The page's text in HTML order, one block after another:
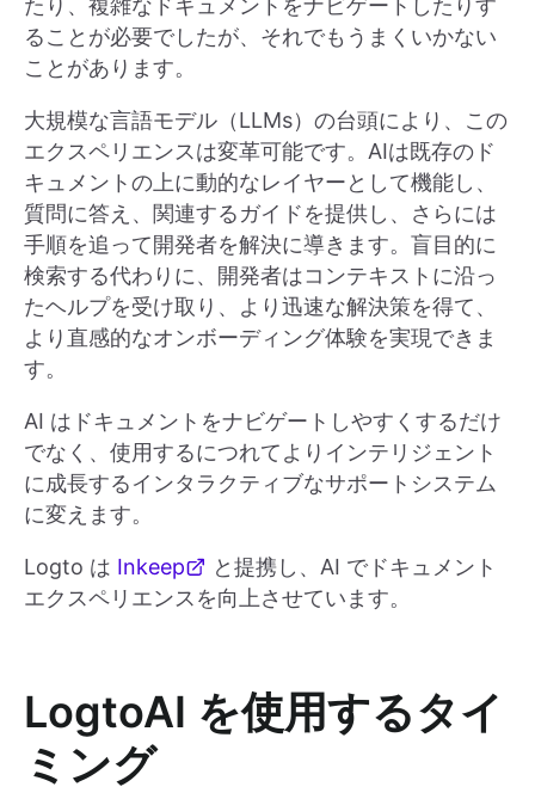
たり、複雑なドキュメントをナビゲートしたりす
ることが必要でしたが、それでもうまくいかない
ことがあります。
大規模な言語モデル（LLMs）の台頭により、この
エクスペリエンスは変革可能です。AIは既存のド
キュメントの上に動的なレイヤーとして機能し、
質問に答え、関連するガイドを提供し、さらには
手順を追って開発者を解決に導きます。盲目的に
検索する代わりに、開発者はコンテキストに沿っ
たヘルプを受け取り、より迅速な解決策を得て、
より直感的なオンボーディング体験を実現できま
す。
AI はドキュメントをナビゲートしやすくするだけ
でなく、使用するにつれてよりインテリジェント
に成長するインタラクティブなサポートシステム
に変えます。
Logto は Inkeep
と提携し、AI でドキュメント
エクスペリエンスを向上させています。
LogtoAI を使用するタイ
ミング